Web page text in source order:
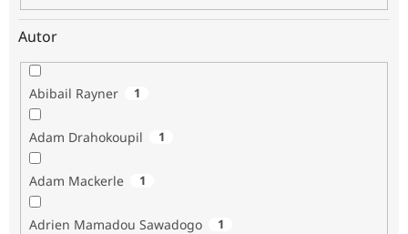
Autor
Abibail Rayner 1
Adam Drahokoupil 1
Adam Mackerle 1
Adrien Mamadou Sawadogo 1